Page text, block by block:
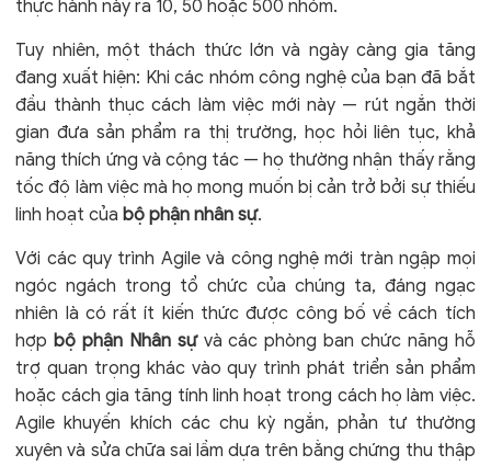
thực hành này ra 10, 50 hoặc 500 nhóm.
Tuy nhiên, một thách thức lớn và ngày càng gia tăng
đang xuất hiện: Khi các nhóm công nghệ của bạn đã bắt
đầu thành thục cách làm việc mới này — rút ngắn thời
gian đưa sản phẩm ra thị trường, học hỏi liên tục, khả
năng thích ứng và cộng tác — họ thường nhận thấy rằng
tốc độ làm việc mà họ mong muốn bị cản trở bởi sự thiếu
linh hoạt củabộ phận nhân sự.
Với các quy trình Agile và công nghệ mới tràn ngập mọi
ngóc ngách trong tổ chức của chúng ta, đáng ngạc
nhiên là có rất ít kiến ​​thức được công bố về cách tích
hợp bộ phận Nhân sựvà các phòng ban chức năng hỗ
trợ quan trọng khác vào quy trình phát triển sản phẩm
hoặc cách gia tăng tính linh hoạt trong cách họ làm việc.
Agile khuyến khích các chu kỳ ngắn, phản tư thường
xuyên và sửa chữa sai lầm dựa trên bằng chứng thu thập